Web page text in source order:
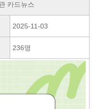
카드뉴스
2025-11-03
236명